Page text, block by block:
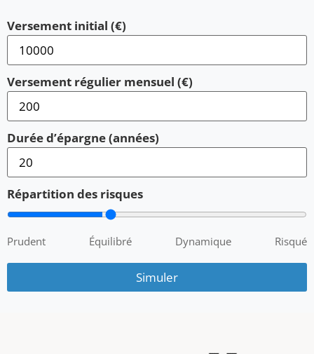
Versement initial (€)
Versement régulier mensuel (€)
Durée d’épargne (années)
Répartition des risques
Prudent Équilibré Dynamique Risqué
Simuler